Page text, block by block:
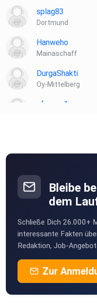
splag83
Dortmund
Hanweho
Mainaschaff
DurgaShakti
Oy-Mittelberg
sfsvaaq1
Rocherath
rs8p8grn
Missen
hkw3fwm1
Bleibe
dem
Schließe Dich 26.000+
interessante Fakten
Redaktion, Job-
Zur